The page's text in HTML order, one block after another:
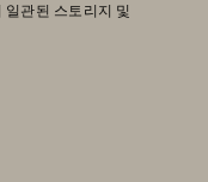
관된 스토리지 및